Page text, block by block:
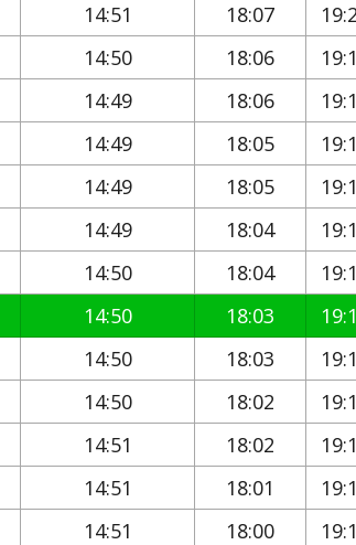
14:51 18:07
14:50 18:06
14:49 18:06
14:49 18:05
14:49 18:05
14:49 18:04
14:50 18:04
14:50 18:03
14:50 18:03
14:50 18:02
14:51 18:02
14:51 18:01
14:51 18:00